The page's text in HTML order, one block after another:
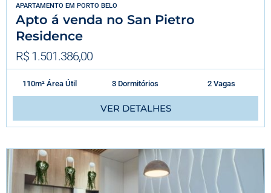
APARTAMENTO EM PORTO BELO
Apto á venda no San Pietro
Residence
R$ 1.501.386,00
110m² Área Útil 3 Dormitórios 2 Vagas
VER DETALHES